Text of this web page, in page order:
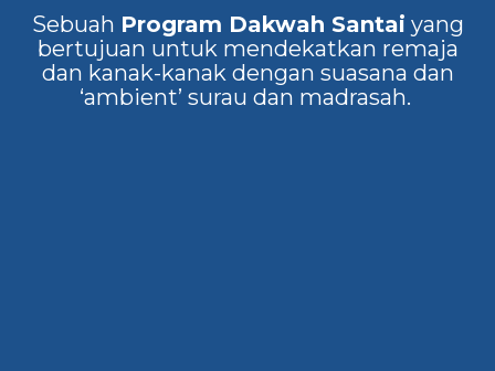
Sebuah Program Dakwah Santai yang
bertujuan untuk mendekatkan remaja
dan kanak-kanak dengan suasana dan
‘ambient’ surau dan madrasah.